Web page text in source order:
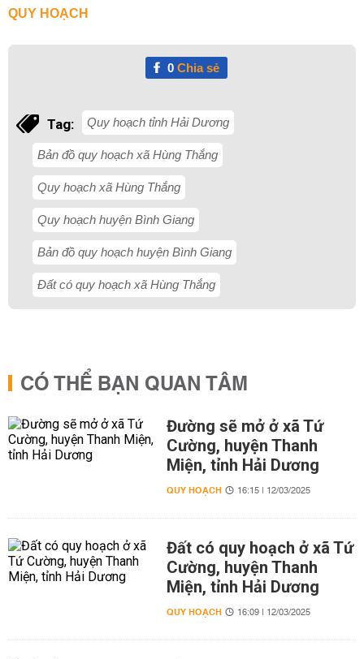
QUY HOẠCH
0Chia sẻ
Tag: Quy hoạch tỉnh Hải Dương
Bản đồ quy hoạch xã Hùng Thắng
Quy hoạch xã Hùng Thắng
Quy hoạch huyện Bình Giang
Bản đồ quy hoạch huyện Bình Giang
Đất có quy hoạch xã Hùng Thắng
CÓ THỂ BẠN QUAN TÂM
Đường sẽ mở ở xã Tứ
Cường, huyện Thanh
Miện, tỉnh Hải Dương
QUY HOẠCH 16:15 | 12/03/2025
Đất có quy hoạch ở xã Tứ
Cường, huyện Thanh
Miện, tỉnh Hải Dương
QUY HOẠCH 16:09 | 12/03/2025